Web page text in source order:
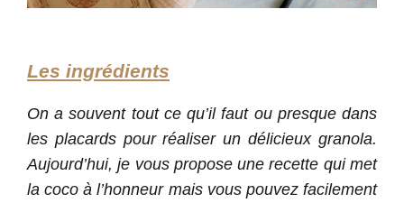
Les ingrédients
On a souvent tout ce qu’il faut ou presque dans
les placards pour réaliser un délicieux granola.
Aujourd’hui, je vous propose une recette qui met
la coco à l’honneur mais vous pouvez facilement